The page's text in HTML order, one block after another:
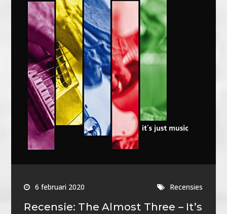
6 februari 2020 Recensies
Recensie: The Almost Three – It’s